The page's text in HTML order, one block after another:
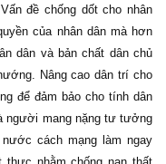
đề chống dốt cho nhân
của nhân dân mà hơn
dân và bản chất dân chủ
Nâng cao dân trí cho
để đảm bảo cho tính dân
người mang nặng tư tưởng
cách mạng làm ngay